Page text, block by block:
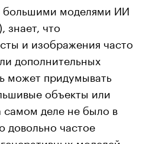
большими моделями ИИ
знает, что
и изображения часто
дополнительных
может придумывать
объекты или
самом деле не было в
довольно частое